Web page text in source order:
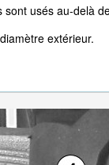
usés au-delà
extérieur.